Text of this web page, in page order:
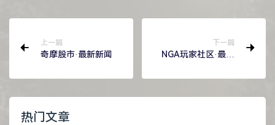
上一篇
奇摩股市·最新新闻
下一篇
NGA玩家社区·最新
热门文章